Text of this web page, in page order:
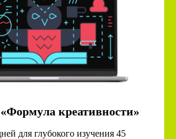
креативности»
для глубокого изучения 45